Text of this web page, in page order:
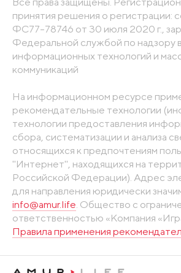
принятия решения о
ФС77-78746 от 30 июля 2020 г.,
Федеральной службой по надзору
информационных технологий и
коммуникаций
На информационном ресурсе
рекомендательные технологии
технологии предоставления
сбора, систематизации и анализа
относящихся к предпочтениям
"Интернет", находящихся на
Российской Федерации). Адрес
для направления юридически
info@amur.life . Общество с
ответственностью «Компания
Правила применения